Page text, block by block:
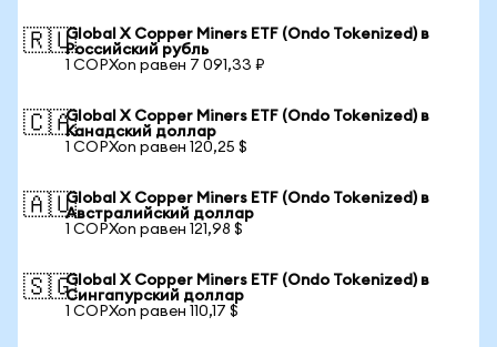
🇷🇺Global X Copper Miners ETF (Ondo Tokenized) в
Российский рубль
1 COPXon равен 7 091,33 ₽
🇨🇦Global X Copper Miners ETF (Ondo Tokenized) в
Канадский доллар
1 COPXon равен 120,25 $
🇦🇺Global X Copper Miners ETF (Ondo Tokenized) в
Австралийский доллар
1 COPXon равен 121,98 $
🇸🇬Global X Copper Miners ETF (Ondo Tokenized) в
Сингапурский доллар
1 COPXon равен 110,17 $